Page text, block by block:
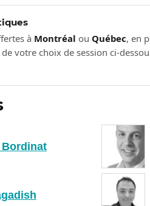
à l'examen.
à Montréal ou Québec, en
votre choix de session ci-